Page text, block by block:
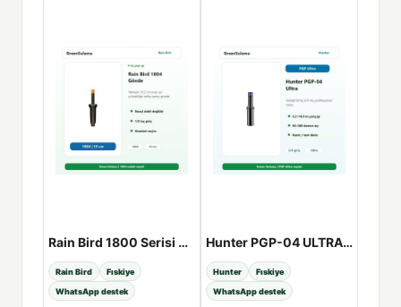
Rain Bird 1800 Serisi Profesyonel Sprey Gövde - 10cm
Rain Bird
Fıskiye
WhatsApp destek
Hunter PGP-04 ULTRA Rotor 3/4″
Hunter
Fıskiye
WhatsApp destek